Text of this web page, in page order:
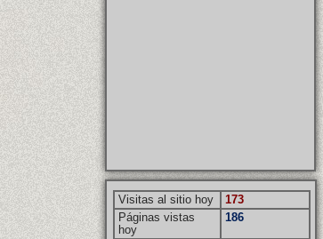
Visitas al sitio hoy
173
Páginas vistas
hoy
186